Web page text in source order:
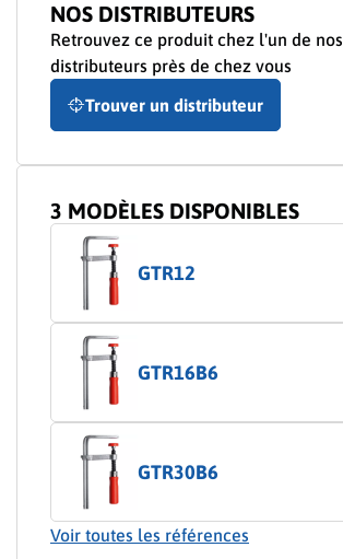
NOS DISTRIBUTEURS
Retrouvez ce produit chez l'un de nos
distributeurs près de chez vous
Trouver un distributeur
3 MODÈLES DISPONIBLES
GTR12
GTR16B6
GTR30B6
Voir toutes les références